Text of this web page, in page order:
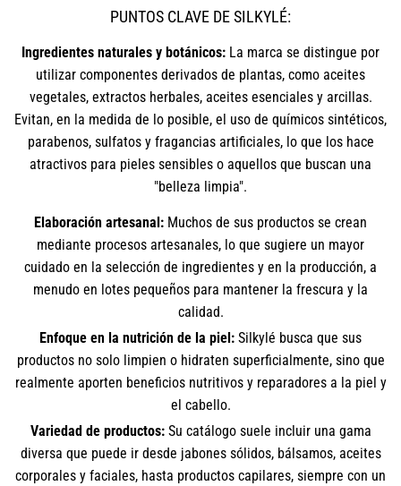
PUNTOS CLAVE DE SILKYLÉ:
Ingredientes naturales y botánicos: La marca se distingue por
utilizar componentes derivados de plantas, como aceites
vegetales, extractos herbales, aceites esenciales y arcillas.
Evitan, en la medida de lo posible, el uso de químicos sintéticos,
parabenos, sulfatos y fragancias artificiales, lo que los hace
atractivos para pieles sensibles o aquellos que buscan una
"belleza limpia".
Elaboración artesanal: Muchos de sus productos se crean
mediante procesos artesanales, lo que sugiere un mayor
cuidado en la selección de ingredientes y en la producción, a
menudo en lotes pequeños para mantener la frescura y la
calidad.
Enfoque en la nutrición de la piel: Silkylé busca que sus
productos no solo limpien o hidraten superficialmente, sino que
realmente aporten beneficios nutritivos y reparadores a la piel y
el cabello.
Variedad de productos:Su catálogo suele incluir una gama
diversa que puede ir desde jabones sólidos, bálsamos, aceites
corporales y faciales, hasta productos capilares, siempre con un